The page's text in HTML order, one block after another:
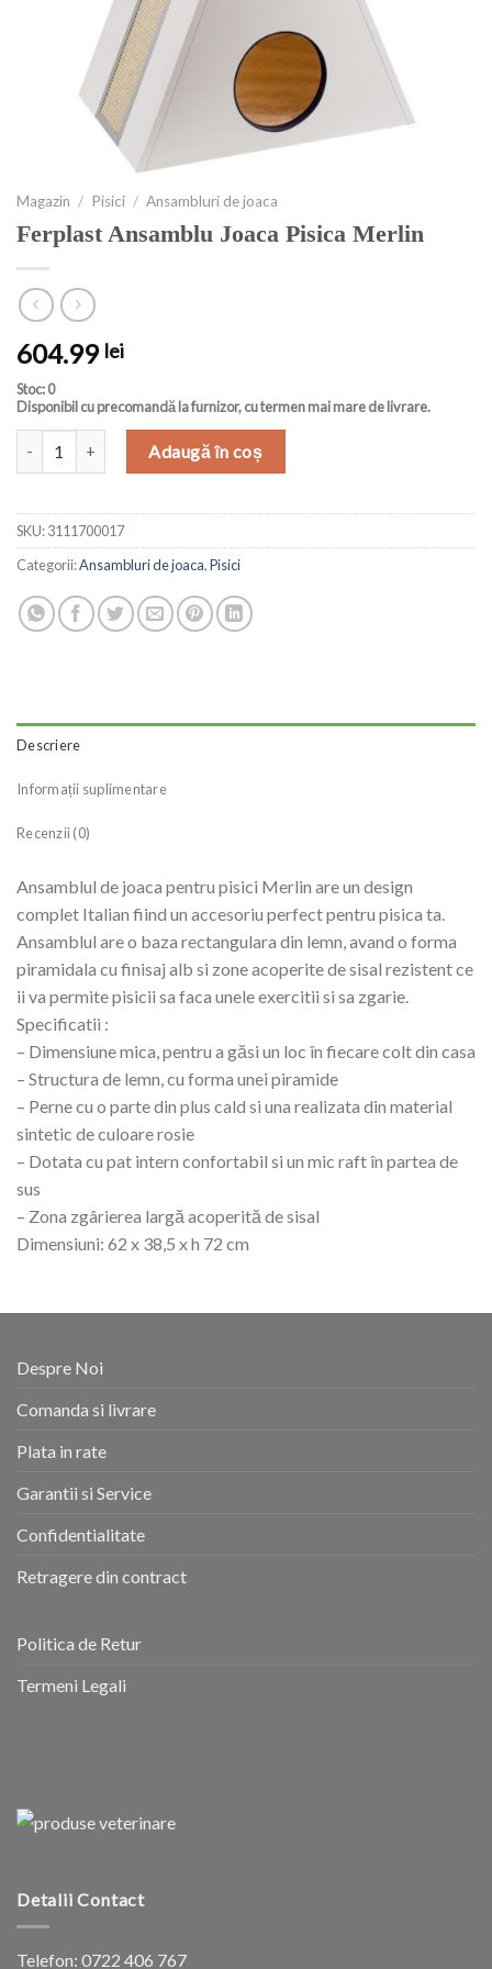
Magazin / Pisici / Ansambluri de joaca
Ferplast Ansamblu Joaca Pisica Merlin
604.99 lei
Stoc: 0
Disponibil cu precomandă la furnizor, cu termen mai mare de livrare.
Cantitate Ferplast Ansamblu Joaca Pisica Merlin
Adaugă în coș
SKU:3111700017
Categorii:Ansambluri de joaca,Pisici
Descriere
Informații suplimentare
Recenzii (0)
Ansamblul de joaca pentru pisici Merlin are un design
complet Italian fiind un accesoriu perfect pentru pisica ta.
Ansamblul are o baza rectangulara din lemn, avand o forma
piramidala cu finisaj alb si zone acoperite de sisal rezistent ce
ii va permite pisicii sa faca unele exercitii si sa zgarie.
Specificatii :
– Dimensiune mica, pentru a găsi un loc în fiecare colt din casa
– Structura de lemn, cu forma unei piramide
– Perne cu o parte din plus cald si una realizata din material
sintetic de culoare rosie
– Dotata cu pat intern confortabil si un mic raft în partea de
sus
– Zona zgârierea largă acoperită de sisal
Dimensiuni: 62 x 38,5 x h 72 cm
Despre Noi
Comanda si livrare
Plata in rate
Garantii si Service
Confidentialitate
Retragere din contract
Politica de Retur
Termeni Legali
Detalii Contact
Telefon: 0722 406 767